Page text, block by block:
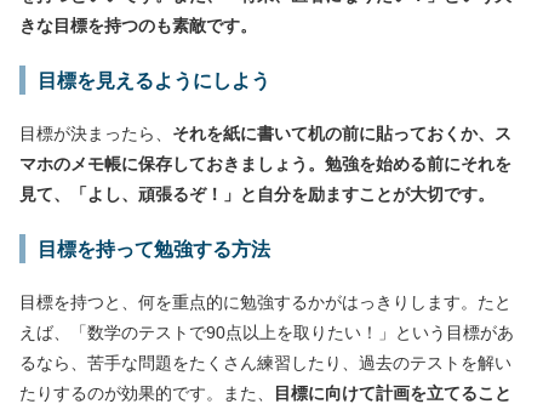
きな目標を持つのも素敵です。
目標を見えるようにしよう
目標が決まったら、 それを紙に書いて机の前に貼っておくか、ス
マホのメモ帳に保存しておきましょう。勉強を始める前にそれを
見て、「よし、頑張るぞ！」と自分を励ますことが大切です。
目標を持って勉強する方法
目標を持つと、何を重点的に勉強するかがはっきりします。たと
えば、「数学のテストで90点以上を取りたい！」という目標があ
るなら、苦手な問題をたくさん練習したり、過去のテストを解い
たりするのが効果的です。また、
目標に向けて計画を立てること